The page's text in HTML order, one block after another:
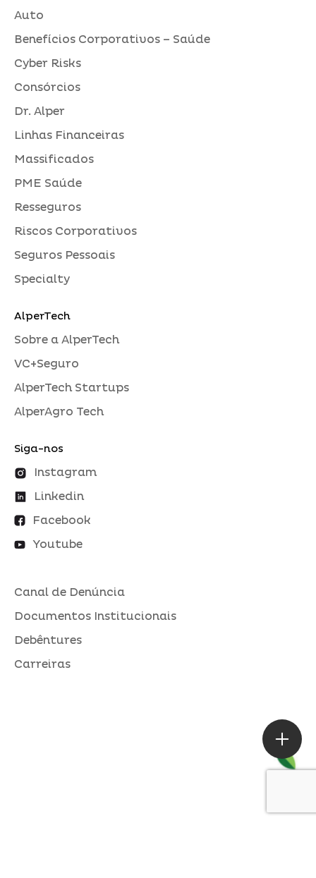
Auto
Benefícios Corporativos – Saúde
Cyber Risks
Consórcios
Dr. Alper
Linhas Financeiras
Massificados
PME Saúde
Resseguros
Riscos Corporativos
Seguros Pessoais
Specialty
AlperTech
Sobre a AlperTech
VC+Seguro
AlperTech Startups
AlperAgro Tech
Siga-nos
Instagram
Linkedin
Facebook
Youtube
Canal de Denúncia
Documentos Institucionais
Debêntures
Carreiras